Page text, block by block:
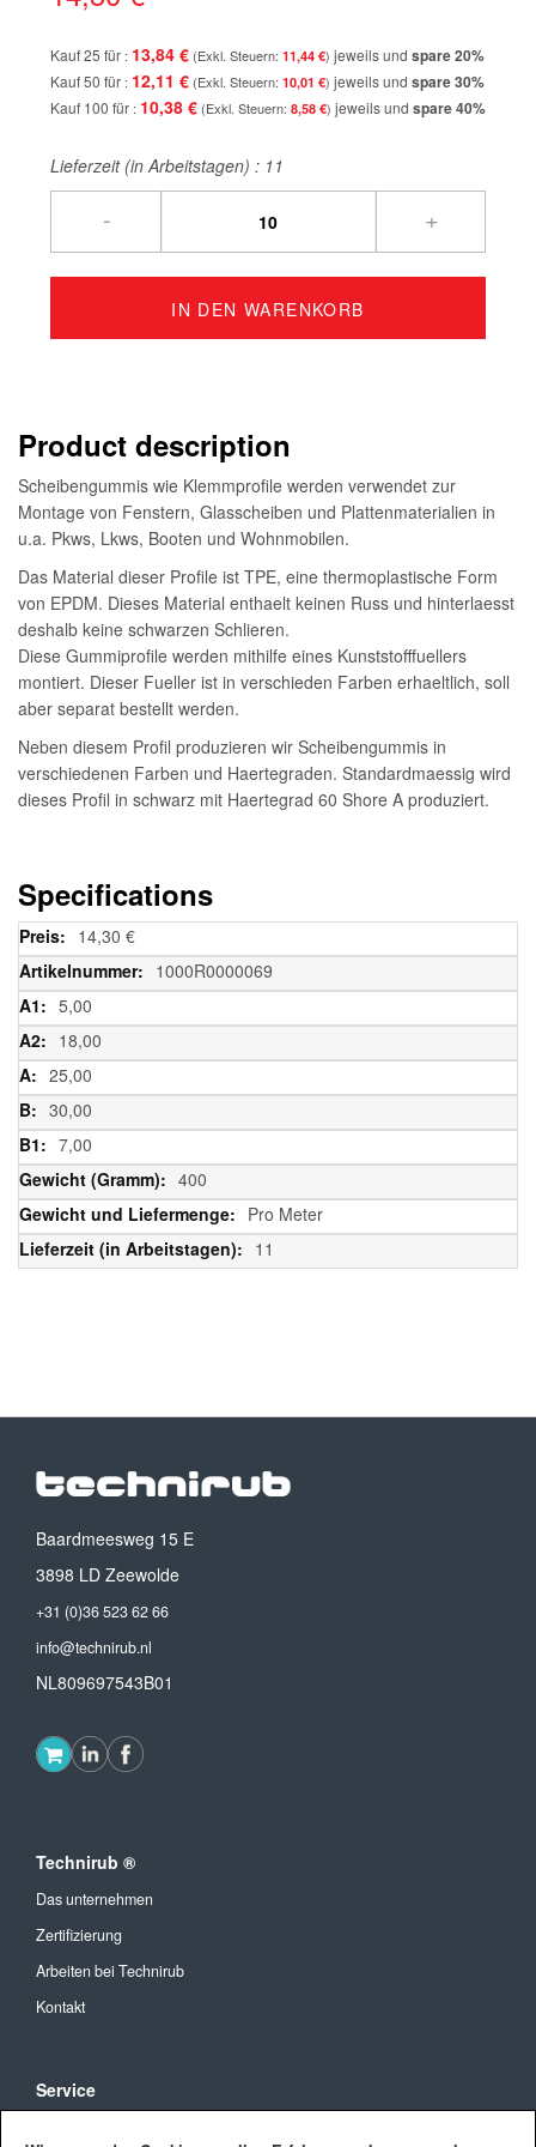
Kauf 25 für 13,84 € 11,44 € jeweils und spare20%
Kauf 50 für 12,11 € 10,01 € jeweils und spare30%
Kauf 100 für 10,38 € 8,58 € jeweils und spare40%
Lieferzeit (in Arbeitstagen) : 11
- +
IN DEN WARENKORB
Product description
Scheibengummis wie Klemmprofile werden verwendet zur
Montage von Fenstern, Glasscheiben und Plattenmaterialien in
u.a. Pkws, Lkws, Booten und Wohnmobilen.
Das Material dieser Profile ist TPE, eine thermoplastische Form
von EPDM. Dieses Material enthaelt keinen Russ und hinterlaesst
deshalb keine schwarzen Schlieren.
Diese Gummiprofile werden mithilfe eines Kunststofffuellers
montiert. Dieser Fueller ist in verschieden Farben erhaeltlich, soll
aber separat bestellt werden.
Neben diesem Profil produzieren wir Scheibengummis in
verschiedenen Farben und Haertegraden. Standardmaessig wird
dieses Profil in schwarz mit Haertegrad 60 Shore A produziert.
Specifications
Weitere
Informationen
14,30 €
1000R0000069
5,00
18,00
25,00
30,00
7,00
400
Pro Meter
11
Baardmeesweg 15 E
3898 LD Zeewolde
+31 (0)36 523 62 66
info@technirub.nl
NL809697543B01
Technirub ®
Das unternehmen
Zertifizierung
Arbeiten bei Technirub
Kontakt
Service